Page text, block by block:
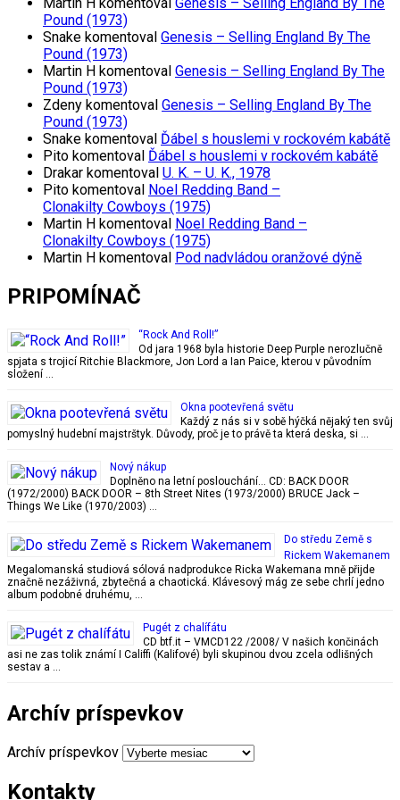
Pound (1973)
Snake komentoval Genesis – Selling England By The
Pound (1973)
Martin H komentoval Genesis – Selling England By The
Pound (1973)
Zdeny komentoval Genesis – Selling England By The
Pound (1973)
Snake komentoval Ďábel s houslemi v rockovém kabátě
Pito komentoval Ďábel s houslemi v rockovém kabátě
Drakar komentoval U. K. – U. K., 1978
Pito komentoval Noel Redding Band –
Clonakilty Cowboys (1975)
Martin H komentoval Noel Redding Band –
Clonakilty Cowboys (1975)
Martin H komentoval Pod nadvládou oranžové dýně
PRIPOMÍNAČ
“Rock And Roll!”
Od jara 1968 byla historie Deep Purple nerozlučně
spjata s trojicí Ritchie Blackmore, Jon Lord a Ian Paice, kterou v původním
složení …
Okna pootevřená světu
Každý z nás si v sobě hýčká nějaký ten svůj
pomyslný hudební majstrštyk. Důvody, proč je to právě ta která deska, si …
Nový nákup
Doplněno na letní poslouchání… CD: BACK DOOR
(1972/2000) BACK DOOR – 8th Street Nites (1973/2000) BRUCE Jack –
Things We Like (1970/2003) …
Do středu Země s
Rickem Wakemanem
Megalomanská studiová sólová nadprodukce Ricka Wakemana mně přijde
značně nezáživná, zbytečná a chaotická. Klávesový mág ze sebe chrlí jedno
album podobné druhému, …
Pugét z chalífátu
CD btf.it – VMCD122 /2008/ V našich končinách
asi ne zas tolik známí I Califfi (Kalifové) byli skupinou dvou zcela odlišných
sestav a …
Archív príspevkov
Archív príspevkov
Kontakty